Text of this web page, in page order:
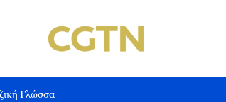
Γλώσσα